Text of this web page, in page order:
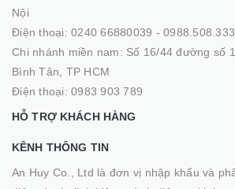
Nội
Điện thoại: 0240 66880039 - 0988.508.333
Chi nhánh miền nam: Số 16/44 đường số
Bình Tân, TP HCM
Điện thoại: 0983 903 789
HỖ TRỢ KHÁCH HÀNG
KÊNH THÔNG TIN
An Huy Co., Ltd là đơn vị nhập khẩu và